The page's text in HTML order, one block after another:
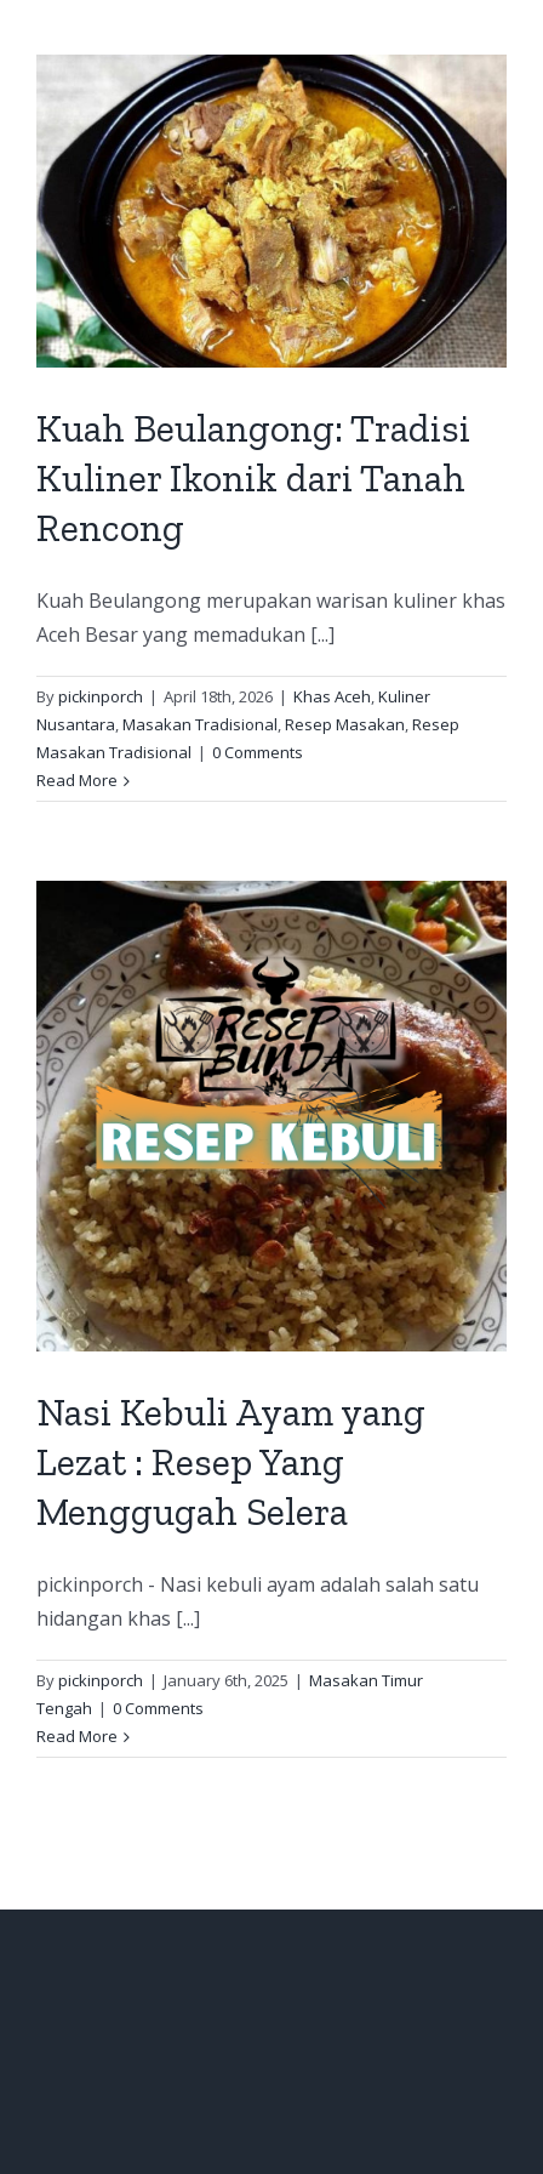
Kuah Beulangong: Tradisi
Kuliner Ikonik dari Tanah
Rencong
Kuah Beulangong merupakan warisan kuliner khas
Aceh Besar yang memadukan [...]
Bypickinporch | April 18th, 2026 | Khas Aceh,Kuliner
Nusantara,Masakan Tradisional,Resep Masakan,Resep
Masakan Tradisional | 0 Comments
Read More
Nasi Kebuli Ayam yang
Lezat : Resep Yang
Menggugah Selera
pickinporch - Nasi kebuli ayam adalah salah satu
hidangan khas [...]
Bypickinporch | January 6th, 2025 | Masakan Timur
Tengah | 0 Comments
Read More